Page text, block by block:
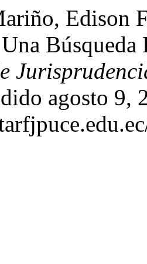
Edison
agosto 9,